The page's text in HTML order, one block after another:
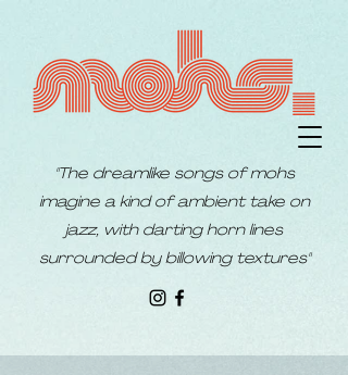
"The dreamlike songs of mohs
imagine a kind of ambient take on
jazz, with darting horn lines
surrounded by billowing textures"